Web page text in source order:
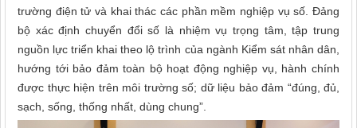
trường điện tử và khai thác các phần mềm nghiệp vụ số. Đảng
bộ xác định chuyển đổi số là nhiệm vụ trọng tâm, tập trung
nguồn lực triển khai theo lộ trình của ngành Kiểm sát nhân dân,
hướng tới bảo đảm toàn bộ hoạt động nghiệp vụ, hành chính
được thực hiện trên môi trường số; dữ liệu bảo đảm “đúng, đủ,
sạch, sống, thống nhất, dùng chung”.